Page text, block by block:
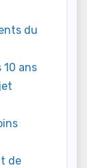
du
10 ans
de